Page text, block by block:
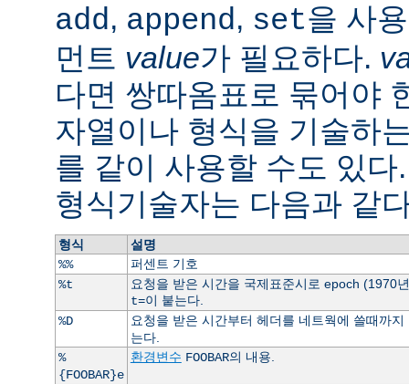
add, append, set을 사
먼트 value가 필요하다.
다면 쌍따옴표로 묶어야
자열이나 형식을 기술하
를 같이 사용할 수도 있
형식기술자는 다음과 같
형식
설명
%%
퍼센트 기호
%t
요청을 받은 시간을 국제표준시로 epoch (1970
t=이 붙는다.
%D
요청을 받은 시간부터 헤더를 네트웍에 쓸때까
는다.
%
{FOOBAR}e
환경변수 FOOBAR의 내용.